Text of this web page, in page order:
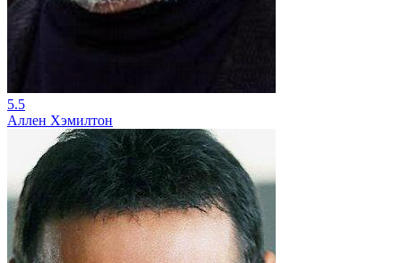
5.5
Аллен Хэмилтон